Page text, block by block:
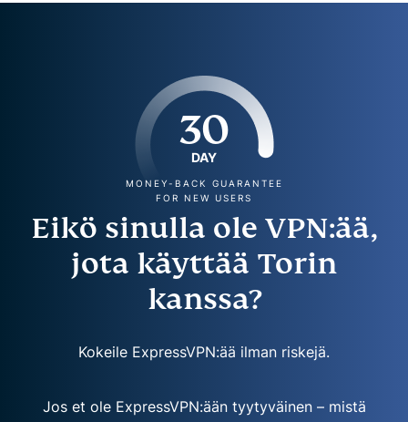
30
DAY
MONEY-BACK GUARANTEE
FOR NEW USERS
Eikö sinulla ole VPN:ää,
jota käyttää Torin
kanssa?
Kokeile ExpressVPN:ää ilman riskejä.
Jos et ole ExpressVPN:ään tyytyväinen – mistä